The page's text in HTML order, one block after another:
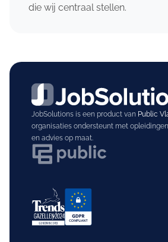
die wij centraal stellen.
JobSolutions is een product van Public
organisaties ondersteunt met
en advies op maat.